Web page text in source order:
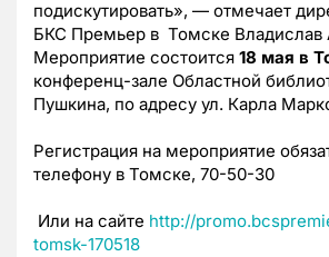
подискутировать», — отмечает
БКС Премьер в Томске Владислав
Мероприятие состоится 18 мая в
конференц-зале Областной
Пушкина, по адресу ул. Карла
Регистрация на мероприятие
телефону в Томске, 70-50-30
Или на сайте http://
tomsk-170518